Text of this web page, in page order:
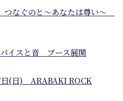
なぐのと～あなたは尊い～
イスと音 ブース展開
日(日) ARABAKI ROCK